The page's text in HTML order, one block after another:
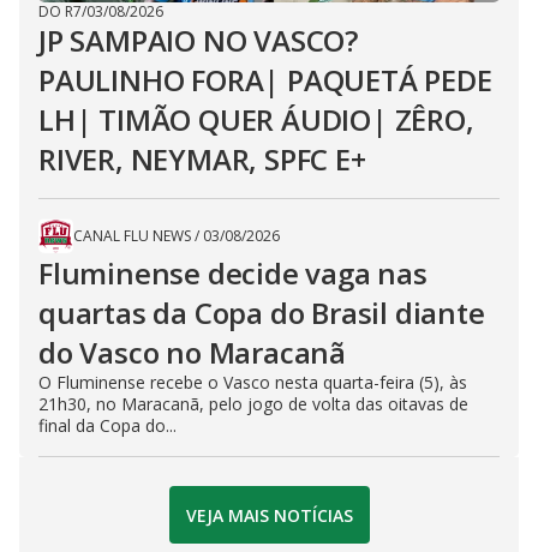
DO R7/03/08/2026
JP SAMPAIO NO VASCO?
PAULINHO FORA| PAQUETÁ PEDE
LH| TIMÃO QUER ÁUDIO| ZÊRO,
RIVER, NEYMAR, SPFC E+
CANAL FLU NEWS/ 03/08/2026
Fluminense decide vaga nas
quartas da Copa do Brasil diante
do Vasco no Maracanã
O Fluminense recebe o Vasco nesta quarta-feira (5), às
21h30, no Maracanã, pelo jogo de volta das oitavas de
final da Copa do...
VEJA MAIS NOTÍCIAS